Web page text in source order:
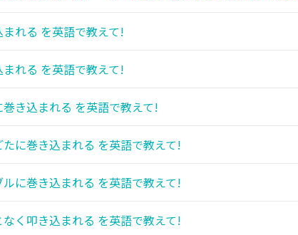
れる を英語で教えて!
れる を英語で教えて!
き込まれる を英語で教えて!
たに巻き込まれる を英語で教えて!
ルに巻き込まれる を英語で教えて!
く叩き込まれる を英語で教えて!